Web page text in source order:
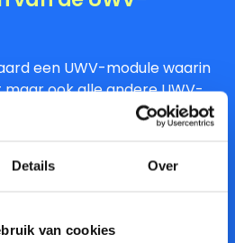
Details Over
van cookies
een UWV-module waarin
ook alle andere UWV-
Je vindt hier alles wat je